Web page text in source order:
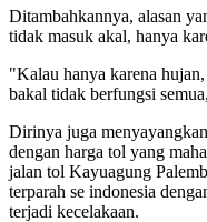
Ditambahkannya, alasan
tidak masuk akal, hanya
"Kalau hanya karena
bakal tidak berfungsi
Dirinya juga
dengan harga tol yang
jalan tol Kayuagung
terparah se indonesia
terjadi kecelakaan.